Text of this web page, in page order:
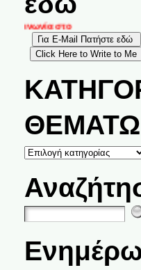
στο
ΚΑΤΗΓΟΡΙΕΣ
ΘΕΜΑΤΩΝ